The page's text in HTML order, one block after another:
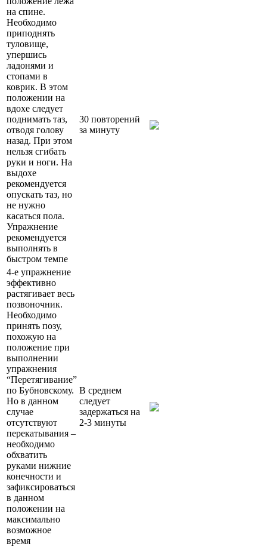
на спине.
Необходимо
приподнять
туловище,
упершись
ладонями и
стопами в
коврик. В этом
положении на
вдохе следует
поднимать таз,
отводя голову
назад. При этом
нельзя сгибать
руки и ноги. На
выдохе
рекомендуется
опускать таз, но
не нужно
касаться пола.
Упражнение
рекомендуется
выполнять в
быстром темпе
30 повторений
за минуту
4-е упражнение
эффективно
растягивает весь
позвоночник.
Необходимо
принять позу,
похожую на
положение при
выполнении
упражнения
“Перетягивание”
по Бубновскому.
Но в данном
случае
отсутствуют
перекатывания –
необходимо
обхватить
руками нижние
конечности и
зафиксироваться
в данном
положении на
максимально
возможное
время
В среднем
следует
задержаться на
2-3 минуты